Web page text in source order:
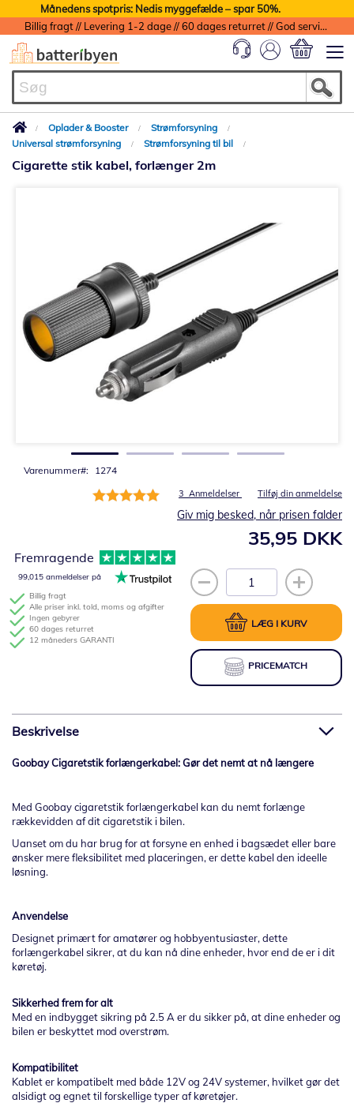
Månedens spotpris: Nedis myggefælde – spar 50%.
Billig fragt // Levering 1-2 dage // 60 dages returret // God service med garanti
Oplader & Booster
Strømforsyning
Universal strømforsyning
Strømforsyning til bil
Cigarette stik kabel, forlænger 2m
Varenummer 1274
Bedømmelse:
3 Anmeldelser Tilføj din anmeldelse
35,95 DKK
Giv mig besked, når prisen falder
LÆG I KURV
PRICEMATCH
Billig fragt
Alle priser inkl. told, moms og afgifter
Ingen gebyrer
60 dages returret
12 måneders GARANTI
Fremragende
99,015 anmeldelser på
billedgalleriet
Beskrivelse
Goobay Cigaretstik forlængerkabel: Gør det nemt at nå længere
Med Goobay cigaretstik forlængerkabel kan du nemt forlænge
rækkevidden af dit cigaretstik i bilen.
Uanset om du har brug for at forsyne en enhed i bagsædet eller bare
ønsker mere fleksibilitet med placeringen, er dette kabel den ideelle
løsning.
Anvendelse
Designet primært for amatører og hobbyentusiaster, dette
forlængerkabel sikrer, at du kan nå dine enheder, hvor end de er i dit
køretøj.
Sikkerhed frem for alt
Med en indbygget sikring på 2.5 A er du sikker på, at dine enheder og
bilen er beskyttet mod overstrøm.
Kompatibilitet
Kablet er kompatibelt med både 12V og 24V systemer, hvilket gør det
alsidigt og egnet til forskellige typer af køretøjer.